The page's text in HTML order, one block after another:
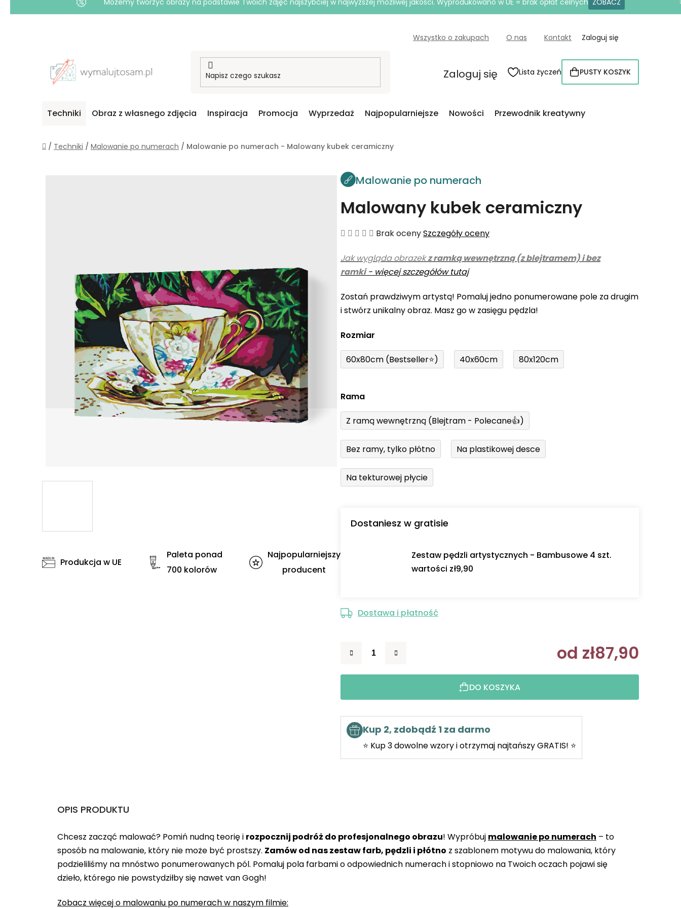
Możemy tworzyć obrazy na podstawie Twoich zdjęć najszybciej w najwyższej możliwej jakości. Wyprodukowano w UE = brak opłat celnych ZOBACZ
Wszystko o zakupach O nas Kontakt Zaloguj się
Zaloguj się Lista życzeń KOSZYK
PUSTY KOSZYK
Techniki Obraz z własnego zdjęcia Inspiracja Promocja Wyprzedaż Najpopularniejsze Nowości Przewodnik kreatywny
Home
/ Techniki / Malowanie po numerach / Malowanie po numerach - Malowany kubek ceramiczny
Malowanie po numerach
Malowany kubek ceramiczny
Średnia
produktu
wynosi
na
5
Brak ocenySzczegóły oceny
Jak wygląda obrazekz ramką wewnętrzną (z blejtramem) i bez
ramki- więcej szczegółów tutaj
Zostań prawdziwym artystą! Pomaluj jedno ponumerowane pole za drugim
i stwórz unikalny obraz. Masz go w zasięgu pędzla!
Rozmiar
60x80cm (Bestseller⭐) 40x60cm 80x120cm
Rama
Z ramą wewnętrzną (Blejtram - Polecane👍)
Bez ramy, tylko płótno Na plastikowej desce
Na tekturowej płycie
Dostaniesz w gratisie
Zestaw pędzli artystycznych - Bambusowe 4 szt.
wartości zł9,90
Dostawa i płatność
od zł87,90
DO KOSZYKA
Kup 2, zdobądź 1 za darmo
⭐ Kup 3 dowolne wzory i otrzymaj najtańszy GRATIS! ⭐
Produkcja w UE
Paleta ponad
700 kolorów
Najpopularniejszy
producent
OPIS PRODUKTU
Chcesz zacząć malować? Pomiń nudną teorię i rozpocznij podróż do profesjonalnego obrazu! Wypróbuj malowanie po numerach – to
sposób na malowanie, który nie może być prostszy. Zamów od nas zestaw farb, pędzli i płótno z szablonem motywu do malowania, który
podzieliliśmy na mnóstwo ponumerowanych pól. Pomaluj pola farbami o odpowiednich numerach i stopniowo na Twoich oczach pojawi się
dzieło, którego nie powstydziłby się nawet van Gogh!
Zobacz więcej o malowaniu po numerach w naszym filmie: